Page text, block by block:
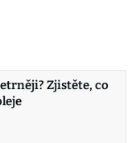
Zjistěte, co